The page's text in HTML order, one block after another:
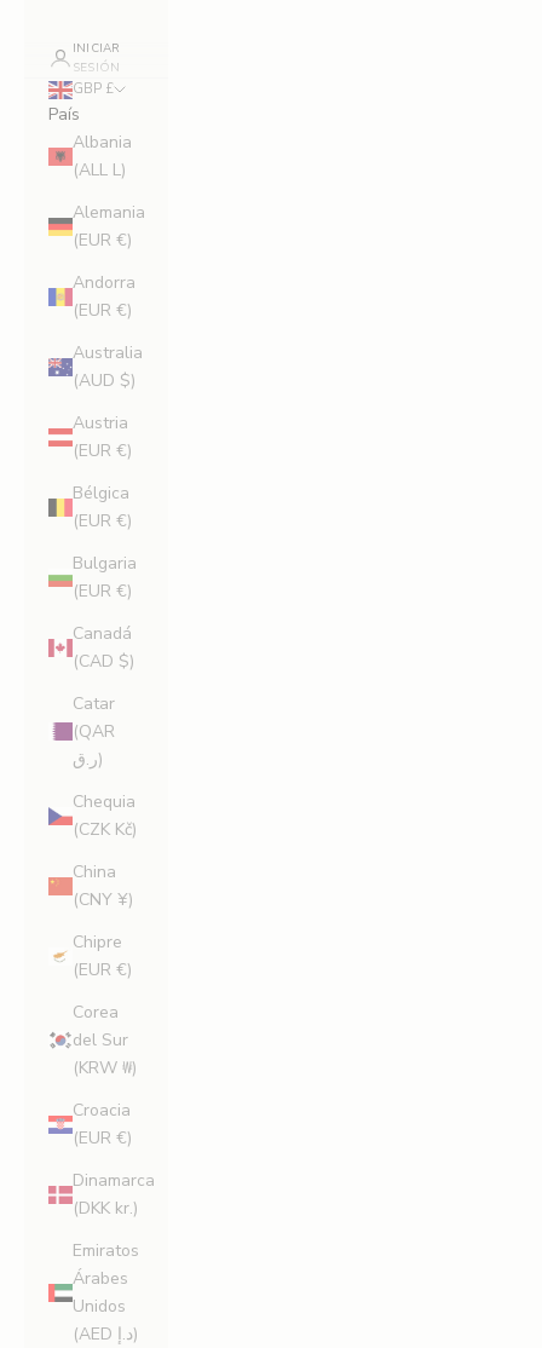
INICIAR
SESIÓN
GBP £
País
Albania
(ALL L)
Alemania
(EUR €)
Andorra
(EUR €)
Australia
(AUD $)
Austria
(EUR €)
Bélgica
(EUR €)
Bulgaria
(EUR €)
Canadá
(CAD $)
Catar
(QAR
ر.ق)
Chequia
(CZK Kč)
China
(CNY ¥)
Chipre
(EUR €)
Corea
del Sur
(KRW ₩)
Croacia
(EUR €)
Dinamarca
(DKK kr.)
Emiratos
Árabes
Unidos
(AED د.إ)